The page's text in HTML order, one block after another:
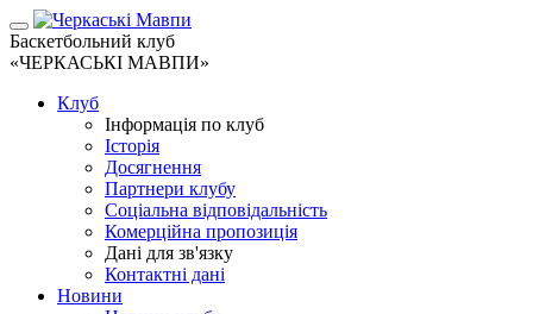
Баскетбольний клуб
«ЧЕРКАСЬКІ МАВПИ»
Клуб
Інформація по клуб
Історія
Досягнення
Партнери клубу
Соціальна відповідальність
Комерційна пропозиція
Дані для зв'язку
Контактні дані
Новини